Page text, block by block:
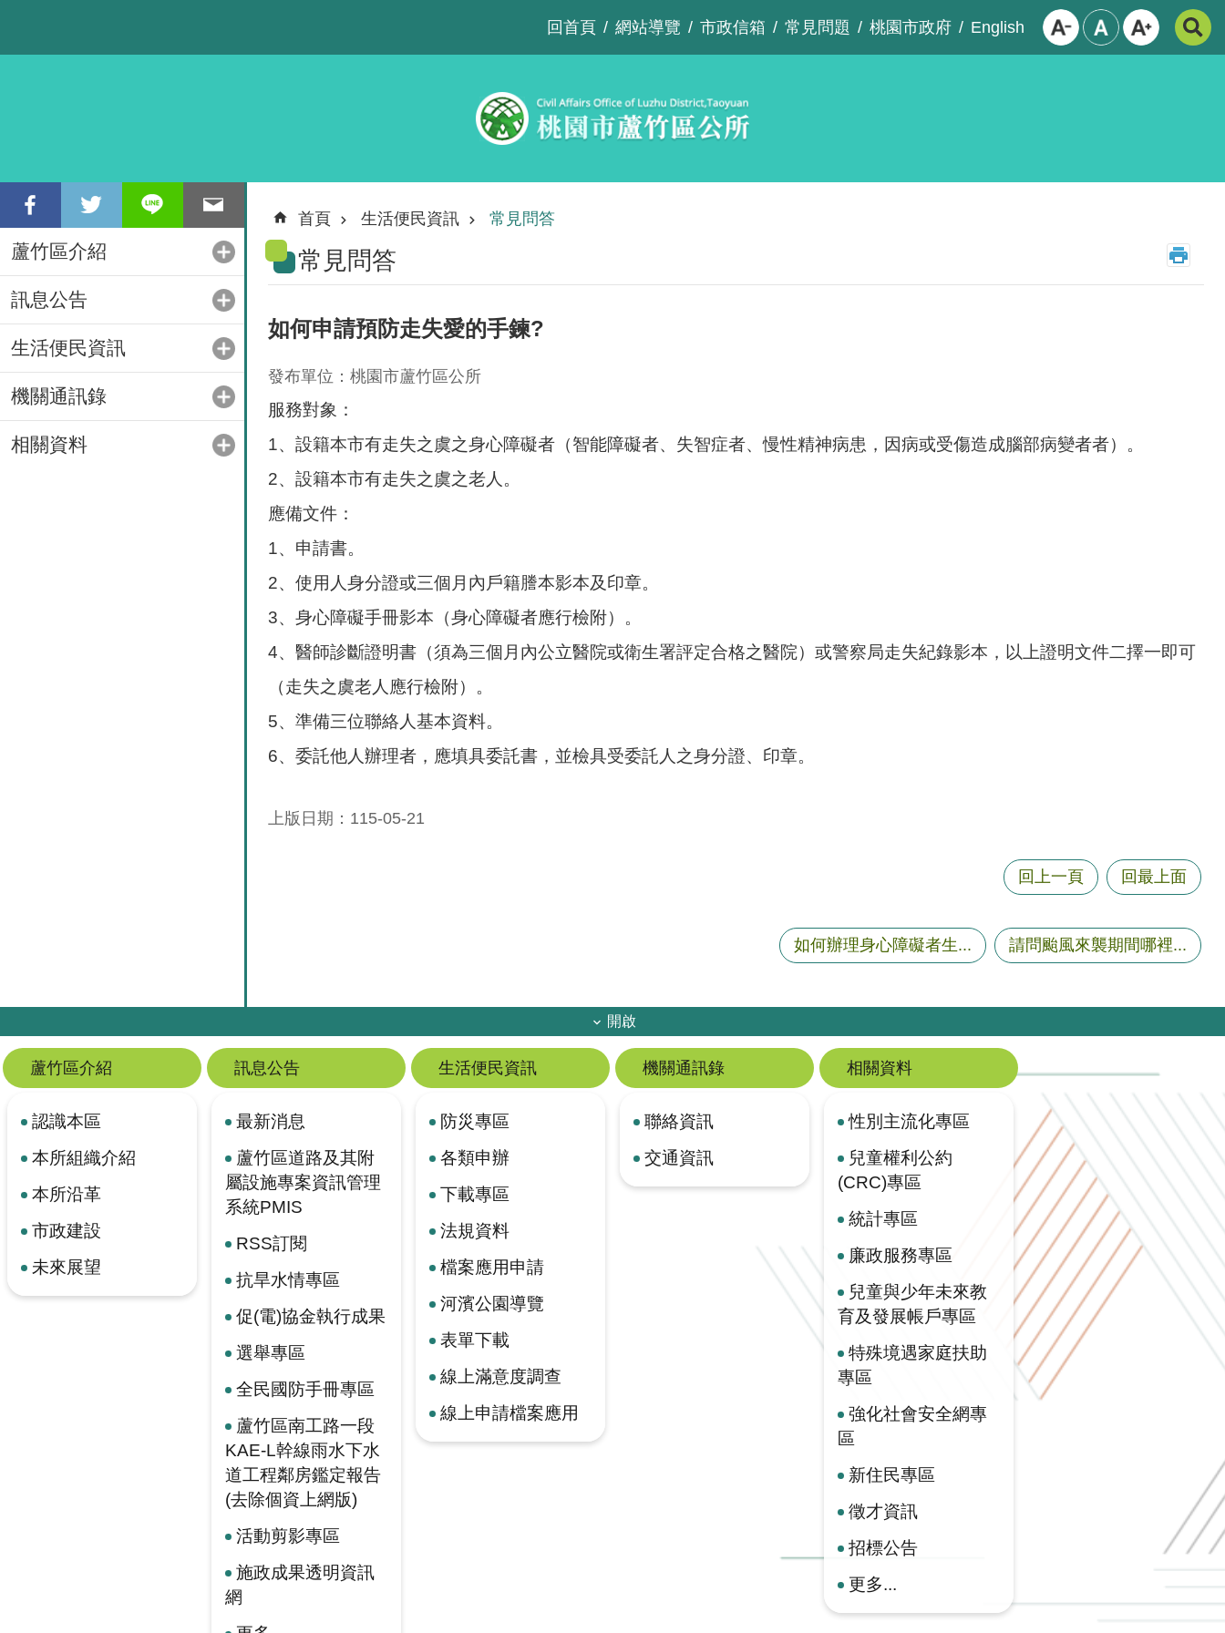
回首頁 網站導覽 市政信箱 常見問題 桃園市政府 English
蘆竹區介紹
訊息公告
生活便民資訊
機關通訊錄
相關資料
首頁 生活便民資訊 常見問答
常見問答
如何申請預防走失愛的手鍊?
發布單位：桃園市蘆竹區公所
服務對象：
1、設籍本市有走失之虞之身心障礙者（智能障礙者、失智症者、慢性精神病患，因病或受傷造成腦部病變者者）。
2、設籍本市有走失之虞之老人。
應備文件：
1、申請書。
2、使用人身分證或三個月內戶籍謄本影本及印章。
3、身心障礙手冊影本（身心障礙者應行檢附）。
4、醫師診斷證明書（須為三個月內公立醫院或衛生署評定合格之醫院）或警察局走失紀錄影本，以上證明文件二擇一即可
（走失之虞老人應行檢附）。
5、準備三位聯絡人基本資料。
6、委託他人辦理者，應填具委託書，並檢具受委託人之身分證、印章。
上版日期：115-05-21
回上一頁 回最上面
如何辦理身心障礙者生... 請問颱風來襲期間哪裡...
開啟
蘆竹區介紹
認識本區
本所組織介紹
本所沿革
市政建設
未來展望
訊息公告
最新消息
蘆竹區道路及其附
屬設施專案資訊管理
系統PMIS
RSS訂閱
抗旱水情專區
促(電)協金執行成果
選舉專區
全民國防手冊專區
蘆竹區南工路一段
KAE-L幹線雨水下水
道工程鄰房鑑定報告
(去除個資上網版)
活動剪影專區
施政成果透明資訊
網
生活便民資訊
防災專區
各類申辦
下載專區
法規資料
檔案應用申請
河濱公園導覽
表單下載
線上滿意度調查
線上申請檔案應用
機關通訊錄
聯絡資訊
交通資訊
相關資料
性別主流化專區
兒童權利公約
(CRC)專區
統計專區
廉政服務專區
兒童與少年未來教
育及發展帳戶專區
特殊境遇家庭扶助
專區
強化社會安全網專
區
新住民專區
徵才資訊
招標公告
更多...